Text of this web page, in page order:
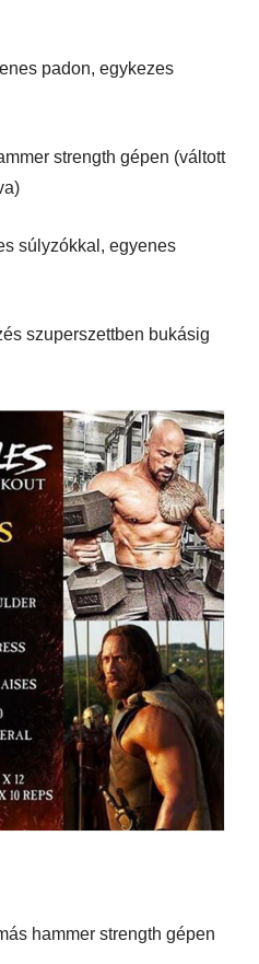
padon, egykezes
strength gépen (váltott
súlyzókkal, egyenes
szuperszettben bukásig
hammer strength gépen